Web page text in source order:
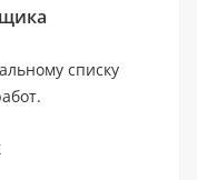
Передача
списку